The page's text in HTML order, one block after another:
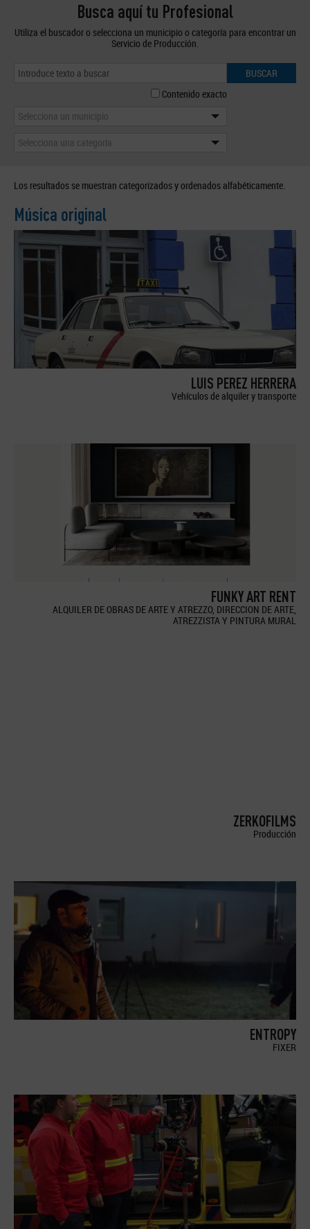
Busca aquí tu Profesional
Utiliza el buscador o selecciona un municipio o categoría para encontrar un
Servicio de Producción.
BUSCAR
Contenido exacto
Selecciona un municipio
Selecciona una categoría
Los resultados se muestran categorizados y ordenados alfabéticamente.
Música original
LUIS PEREZ HERRERA
Vehículos de alquiler y transporte
FUNKY ART RENT
ALQUILER DE OBRAS DE ARTE Y ATREZZO, DIRECCION DE ARTE,
ATREZZISTA Y PINTURA MURAL
ZERKOFILMS
Producción
ENTROPY
FIXER